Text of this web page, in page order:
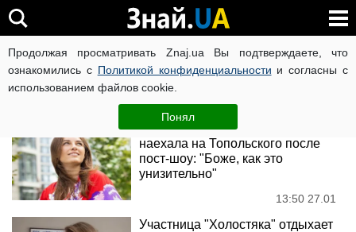
Продолжая просматривать Znaj.ua Вы подтверждаете, что
ознакомились с Политикой конфиденциальности и согласны с
использованием файлов cookie.
Понял
Алекс Топольский
Жена ведущего "Холостяка"
наехала на Топольского после
пост-шоу: "Боже, как это
унизительно"
13:50 27.01
Участница "Холостяка" отдыхает